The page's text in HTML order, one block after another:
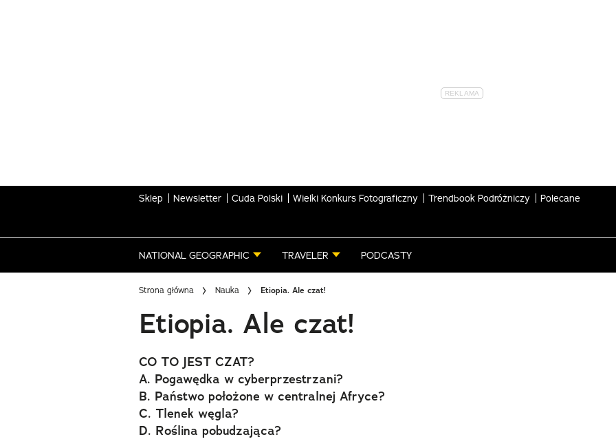
Sklep Newsletter Cuda Polski Wielki Konkurs Fotograficzny Trendbook Podróżniczy Polecane
NATIONAL GEOGRAPHIC TRAVELER PODCASTY
Strona główna Nauka Etiopia. Ale czat!
Etiopia. Ale czat!
CO TO JEST CZAT?
A. Pogawędka w cyberprzestrzani?
B. Państwo położone w centralnej Afryce?
C. Tlenek węgla?
D. Roślina pobudzająca?